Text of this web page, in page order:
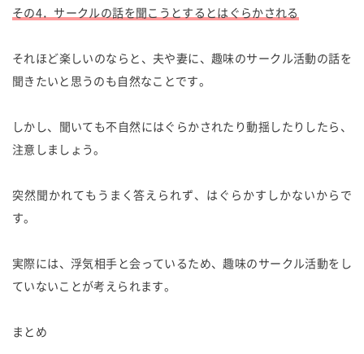
その4．サークルの話を聞こうとするとはぐらかされる
それほど楽しいのならと、夫や妻に、趣味のサークル活動の話を
聞きたいと思うのも自然なことです。
しかし、聞いても不自然にはぐらかされたり動揺したりしたら、
注意しましょう。
突然聞かれてもうまく答えられず、はぐらかすしかないからで
す。
実際には、浮気相手と会っているため、趣味のサークル活動をし
ていないことが考えられます。
まとめ